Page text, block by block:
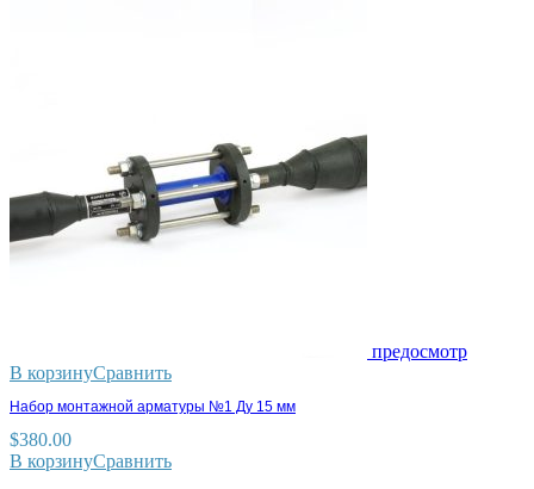
предосмотр
В корзинуСравнить
Набор монтажной арматуры №1 Ду 15 мм
$380.00
В корзинуСравнить